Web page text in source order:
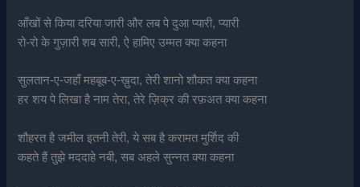
आँखों से किया दरिया जारी और लब पे दुआ प्यारी, प्यारी
रो-रो के गुज़ारी शब सारी, ऐ हामिए उम्मत क्या कहना
सुलतान-ए-जहाँ महबूब-ए-ख़ुदा, तेरी शानो शौकत क्या कहना
हर शय पे लिखा है नाम तेरा, तेरे ज़िक्र की रफ़अत क्या कहना
शौहरत है जमील इतनी तेरी, ये सब है करामत मुर्शिद की
कहते हैं तुझे मददाहे नबी, सब अहले सुन्नत क्या कहना